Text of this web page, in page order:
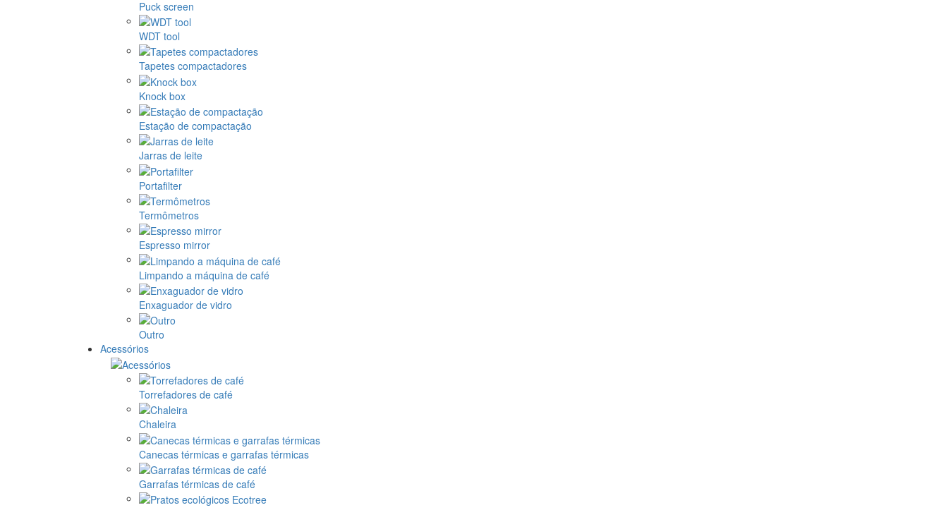
Puck screen
WDT tool
Tapetes compactadores
Knock box
Estação de compactação
Jarras de leite
Portafilter
Termômetros
Espresso mirror
Limpando a máquina de café
Enxaguador de vidro
Outro
Acessórios
Torrefadores de café
Chaleira
Canecas térmicas e garrafas térmicas
Garrafas térmicas de café